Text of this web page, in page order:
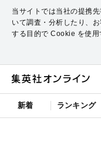
当サイトでは当社の提携
いて調査・分析したり、
する目的で Cookie を使用
新着 ランキング